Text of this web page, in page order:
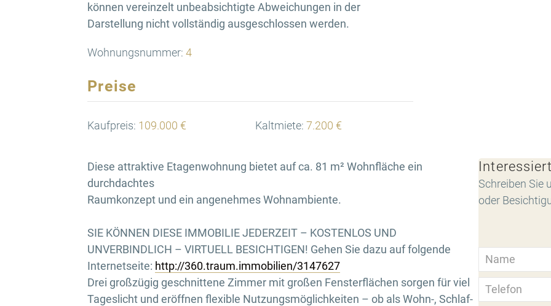
können vereinzelt unbeabsichtigte Abweichungen in der
Darstellung nicht vollständig ausgeschlossen werden.
Wohnungsnummer: 4
Preise
Kaufpreis: 109.000 € Kaltmiete: 7.200 €
Diese attraktive Etagenwohnung bietet auf ca. 81 m² Wohnfläche ein
durchdachtes
Raumkonzept und ein angenehmes Wohnambiente.
SIE KÖNNEN DIESE IMMOBILIE JEDERZEIT – KOSTENLOS UND
UNVERBINDLICH – VIRTUELL BESICHTIGEN! Gehen Sie dazu auf folgende
Internetseite: http://360.traum.immobilien/3147627
Drei großzügig geschnittene Zimmer mit großen Fensterflächen sorgen für viel
Tageslicht und eröffnen flexible Nutzungsmöglichkeiten – ob als Wohn-, Schlaf-
Schreiben Sie
oder